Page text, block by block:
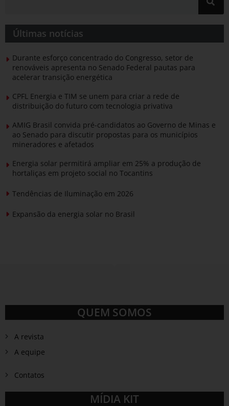
Últimas notícias
Durante esforço concentrado do Congresso, setor de
renováveis apresenta no Senado Federal pautas para
acelerar transição energética
CPFL Energia e TIM se unem para criar a rede de
distribuição do futuro com tecnologia privativa
AMIG Brasil convida pré-candidatos ao Governo de Minas e
ao Senado para discutir propostas para os municípios
mineradores e afetados
Energia solar permitirá ampliar em 25% a produção de
hortaliças em projeto social no Tocantins
Tendências de Iluminação em 2026
Expansão da energia solar no Brasil
QUEM SOMOS
A revista
A equipe
Contatos
MÍDIA KIT